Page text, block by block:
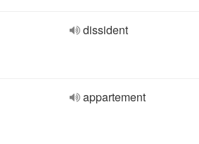
dissident
appartement